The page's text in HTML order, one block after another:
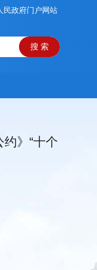
民政府门户网站
》“十个